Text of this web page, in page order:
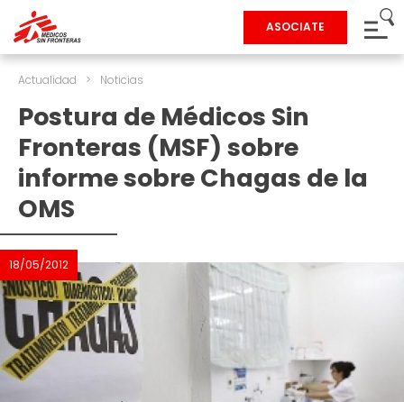
ASOCIATE
Actualidad > Noticias
Postura de Médicos Sin
Fronteras (MSF) sobre
informe sobre Chagas de la
OMS
18/05/2012